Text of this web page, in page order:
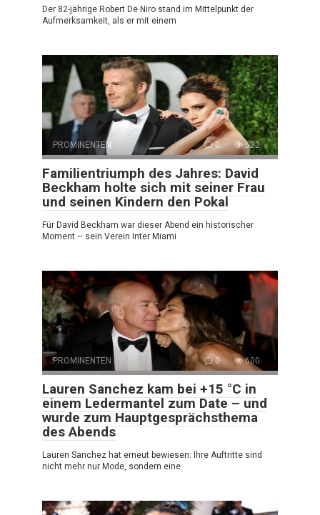
Der 82-jährige Robert De Niro stand im Mittelpunkt der
Aufmerksamkeit, als er mit einem
PROMINENTEN 0 522
Familientriumph des Jahres: David
Beckham holte sich mit seiner Frau
und seinen Kindern den Pokal
Für David Beckham war dieser Abend ein historischer
Moment – sein Verein Inter Miami
PROMINENTEN 0 600
Lauren Sanchez kam bei +15 °C in
einem Ledermantel zum Date – und
wurde zum Hauptgesprächsthema
des Abends
Lauren Sanchez hat erneut bewiesen: Ihre Auftritte sind
nicht mehr nur Mode, sondern eine